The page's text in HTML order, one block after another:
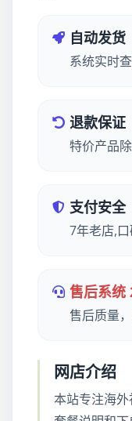
自动发货
系统实时
退款保证
特价产品
支付安全
7年老店,
售后系统
售后质量
网店介绍
本站专注海外